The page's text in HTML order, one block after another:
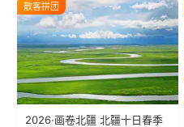
散客拼团
2026·画卷北疆 北疆十日春季